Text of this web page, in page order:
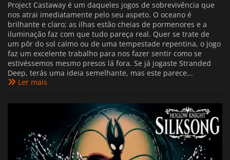
Project Castaway é um daqueles jogos de sobrevivência que
nos atrai imediatamente pelo seu aspeto. O oceano é
brilhante e claro; as ilhas estão cheias de pormenores e a
iluminação faz com que tudo pareça real. Quer se trate de
um pôr do sol calmo ou de uma tempestade repentina, o jogo
faz um excelente trabalho para nos fazer sentir como se
estivéssemos mesmo presos lá fora. Se já jogaste Stranded
Deep, terás uma ideia semelhante, mas este parece...
Ler mais